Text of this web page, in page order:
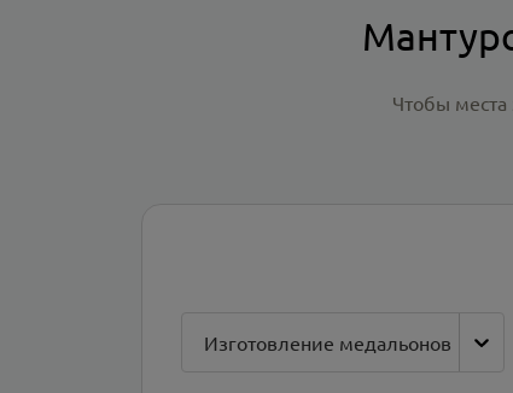
Чтобы
Изготовление медальонов